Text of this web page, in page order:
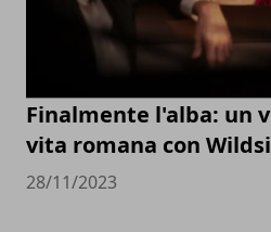
Finalmente l'alba: un
vita romana con
28/11/2023